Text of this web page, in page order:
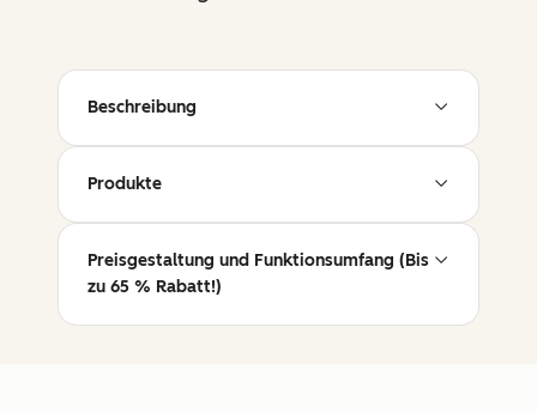
Beschreibung
Produkte
Preisgestaltung und Funktionsumfang (Bis
zu 65 % Rabatt!)